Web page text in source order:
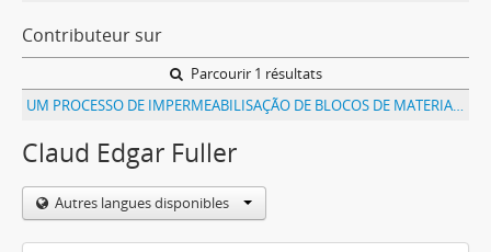
Contributeur sur
Parcourir 1 résultats
UM PROCESSO DE IMPERMEABILISAÇÃO DE BLOCOS DE MATERIAES POROSOS
Claud Edgar Fuller
Autres langues disponibles